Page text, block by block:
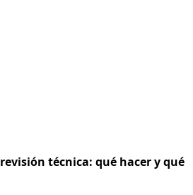
técnica: qué hacer y qué